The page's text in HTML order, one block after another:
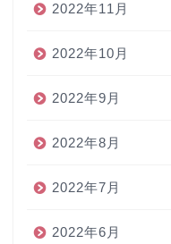
2022年11月
2022年10月
2022年9月
2022年8月
2022年7月
2022年6月